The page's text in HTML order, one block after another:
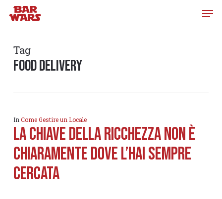
Skip
content
Tag
food delivery
In Come Gestire un Locale
LA CHIAVE DELLA RICCHEZZA NON È
CHIARAMENTE DOVE L’HAI SEMPRE
CERCATA